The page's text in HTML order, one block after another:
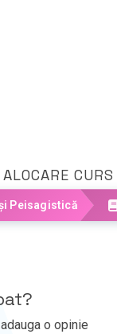
CURS
Peisagistică
o opinie